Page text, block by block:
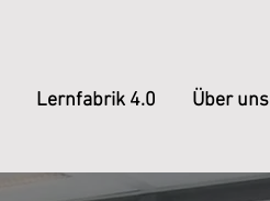
Lernfabrik 4.0 Über uns